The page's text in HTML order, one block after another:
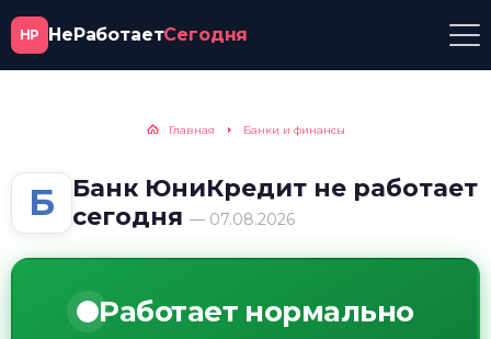
НР НеРаботаетСегодня
Главная Банки и финансы
Б
Банк ЮниКредит не работает
сегодня — 07.08.2026
Работает нормально